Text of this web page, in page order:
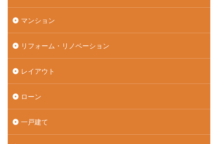
マンション
リフォーム・リノベーション
レイアウト
ローン
一戸建て